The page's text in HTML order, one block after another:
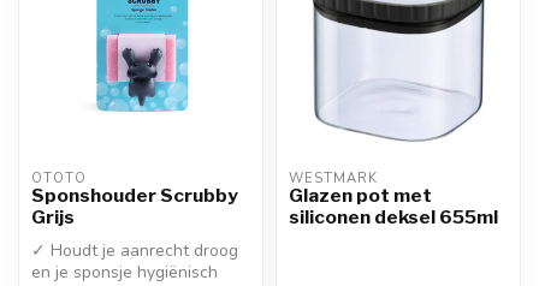
OTOTO
Sponshouder Scrubby
Grijs
✓ Houdt je aanrecht droog
en je sponsje hygiënisch
WESTMARK
Glazen pot met
siliconen deksel 655ml